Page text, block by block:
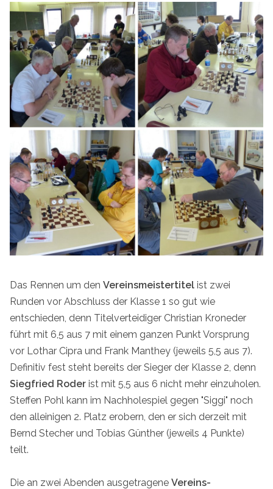
Das Rennen um den Vereinsmeistertitel ist zwei
Runden vor Abschluss der Klasse 1 so gut wie
entschieden, denn Titelverteidiger Christian Kroneder
führt mit 6,5 aus 7 mit einem ganzen Punkt Vorsprung
vor Lothar Cipra und Frank Manthey (jeweils 5,5 aus 7).
Definitiv fest steht bereits der Sieger der Klasse 2, denn
Siegfried Roder ist mit 5,5 aus 6 nicht mehr einzuholen.
Steffen Pohl kann im Nachholespiel gegen "Siggi" noch
den alleinigen 2. Platz erobern, den er sich derzeit mit
Bernd Stecher und Tobias Günther (jeweils 4 Punkte)
teilt.
Die an zwei Abenden ausgetragene Vereins-